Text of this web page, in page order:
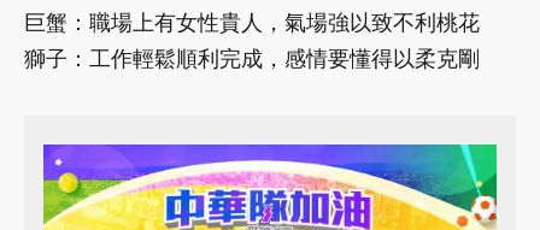
巨蟹：職場上有女性貴人，氣場強以致不利桃花
獅子：工作輕鬆順利完成，感情要懂得以柔克剛